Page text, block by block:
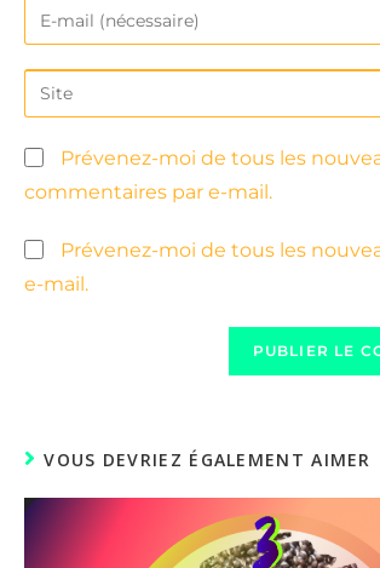
Prévenez-moi de tous les
commentaires par e-mail.
Prévenez-moi de tous les
e-mail.
VOUS DEVRIEZ ÉGALEMENT AIMER